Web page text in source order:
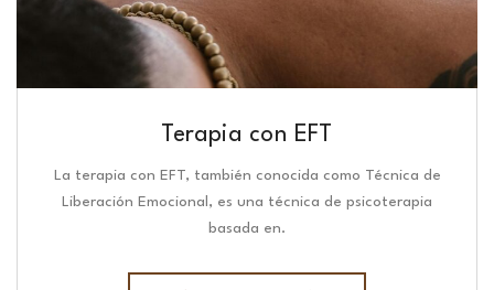
Terapia con EFT
La terapia con EFT, también conocida como Técnica de
Liberación Emocional, es una técnica de psicoterapia
basada en.